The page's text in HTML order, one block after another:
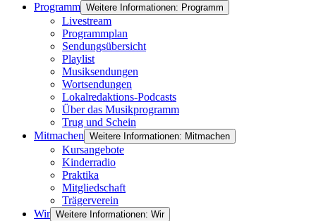
Programm Weitere Informationen: Programm
Livestream
Programmplan
Sendungsübersicht
Playlist
Musiksendungen
Wortsendungen
Lokalredaktions-Podcasts
Über das Musikprogramm
Trug und Schein
Mitmachen Weitere Informationen: Mitmachen
Kursangebote
Kinderradio
Praktika
Mitgliedschaft
Trägerverein
Wir Weitere Informationen: Wir